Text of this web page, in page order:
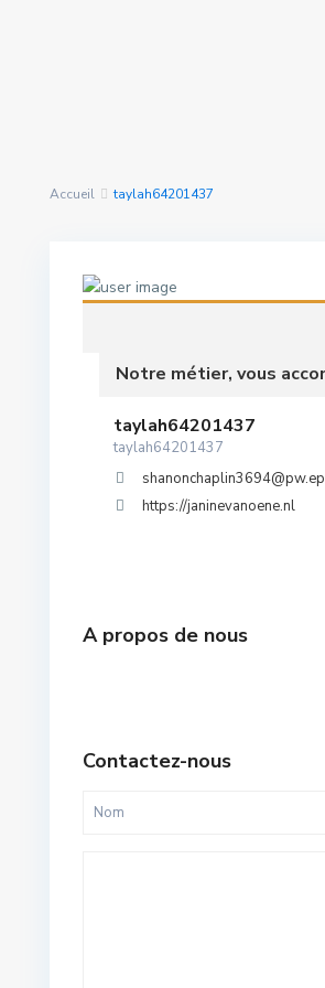
Accueil taylah64201437
Notre métier, vous
taylah64201437
taylah64201437
https://janinevanoene.nl
A propos de nous
Contactez-nous